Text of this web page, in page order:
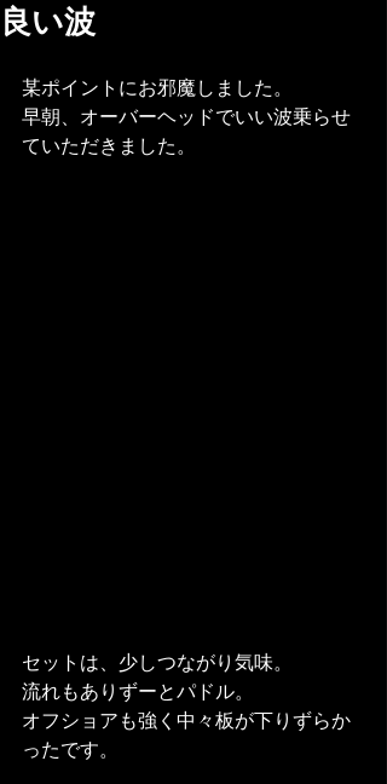
良い波
某ポイントにお邪魔しました。
早朝、オーバーヘッドでいい波乗らせ
ていただきました。
セットは、少しつながり気味。
流れもありずーとパドル。
オフショアも強く中々板が下りずらか
ったです。